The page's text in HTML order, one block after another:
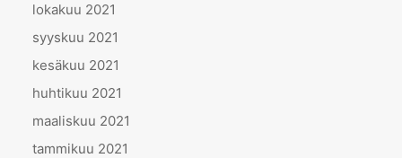
lokakuu 2021
syyskuu 2021
kesäkuu 2021
huhtikuu 2021
maaliskuu 2021
tammikuu 2021